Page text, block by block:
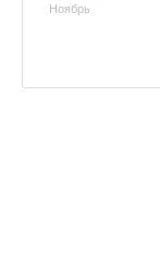
Ноябрь